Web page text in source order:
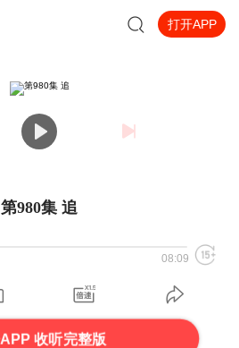
打开APP
第980集 追
08:09
收听完整版